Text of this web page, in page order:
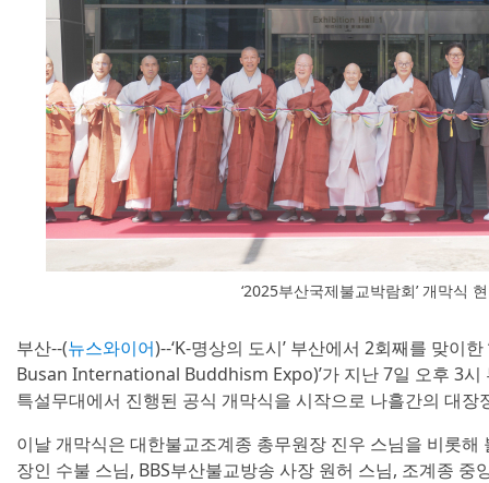
‘2025부산국제불교박람회’ 개막식
부산--(뉴스와이어)--‘K-명상의 도시’ 부산에서 2회째를 맞이
Busan International Buddhism Expo)’가 지난 7일 오후 3시
특설무대에서 진행된 공식 개막식을 시작으로 나흘간의 대장
이날 개막식은 대한불교조계종 총무원장 진우 스님을 비롯해
장인 수불 스님, BBS부산불교방송 사장 원허 스님, 조계종 중